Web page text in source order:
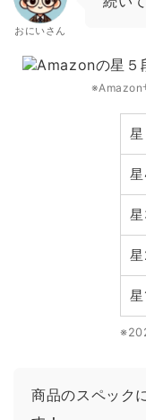
おにいさん
※Amazon
星
商品のスペック